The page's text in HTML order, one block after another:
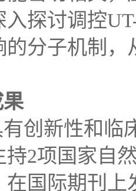
入探讨调控
的分子机制
创新性和临
持2项国家自
在国际期刊上